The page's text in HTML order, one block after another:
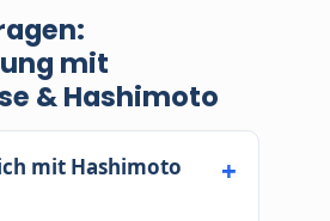
mit
& Hashimoto
mit Hashimoto